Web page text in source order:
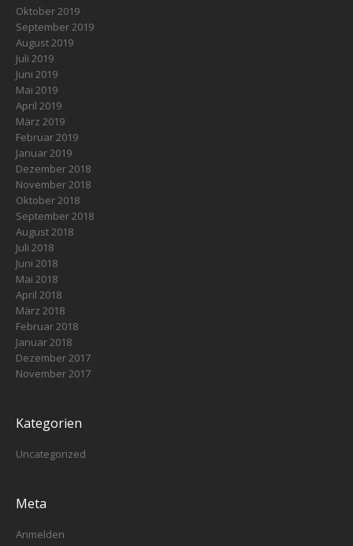
Oktober 2019
September 2019
August 2019
Juli 2019
Juni 2019
Mai 2019
April 2019
März 2019
Februar 2019
Januar 2019
Dezember 2018
November 2018
Oktober 2018
September 2018
August 2018
Juli 2018
Juni 2018
Mai 2018
April 2018
März 2018
Februar 2018
Januar 2018
Dezember 2017
November 2017
Kategorien
Uncategorized
Meta
Anmelden